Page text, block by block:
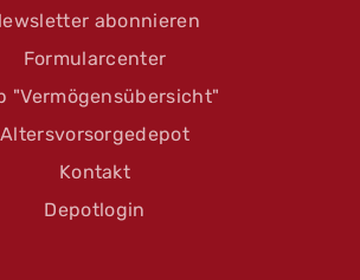
abonnieren
Formularcenter
"Vermögensübersicht"
Altersvorsorgedepot
Kontakt
Depotlogin